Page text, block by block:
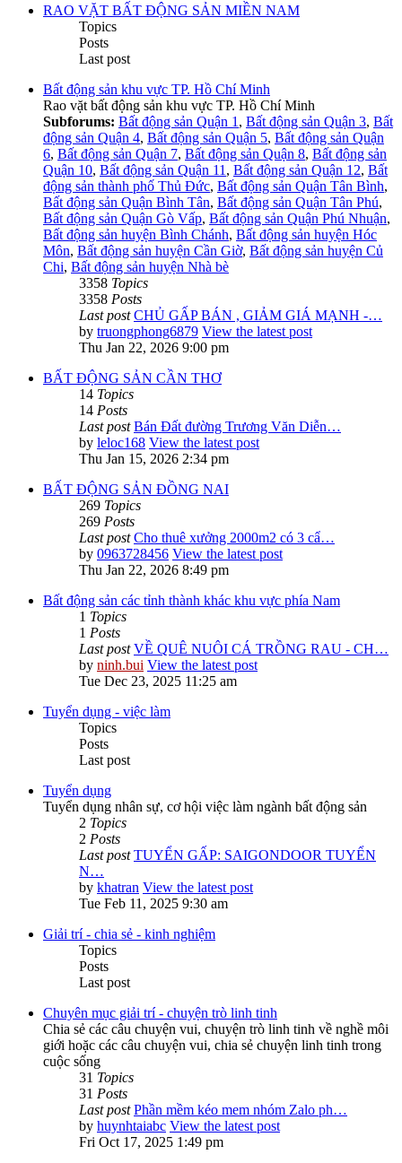
RAO VẶT BẤT ĐỘNG SẢN MIỀN NAM
Topics
Posts
Last post
Bất động sản khu vực TP. Hồ Chí Minh
Rao vặt bất động sản khu vực TP. Hồ Chí Minh
Subforums: Bất động sản Quận 1 , Bất động sản Quận 3, Bất
động sản Quận 4, Bất động sản Quận 5, Bất động sản Quận
6, Bất động sản Quận 7, Bất động sản Quận 8, Bất động sản
Quận 10, Bất động sản Quận 11 , Bất động sản Quận 12, Bất
động sản thành phố Thủ Đức, Bất động sản Quận Tân Bình,
Bất động sản Quận Bình Tân, Bất động sản Quận Tân Phú,
Bất động sản Quận Gò Vấp, Bất động sản Quận Phú Nhuận,
Bất động sản huyện Bình Chánh, Bất động sản huyện Hóc
Môn, Bất động sản huyện Cần Giờ, Bất động sản huyện Củ
Chi, Bất động sản huyện Nhà bè
3358 Topics
3358 Posts
Last post CHỦ GẤP BÁN , GIẢM GIÁ MẠNH -…
by truongphong6879 View the latest post
Thu Jan 22, 2026 9:00 pm
BẤT ĐỘNG SẢN CẦN THƠ
14 Topics
14 Posts
Last post Bán Đất đường Trương Văn Diễn…
by leloc168 View the latest post
Thu Jan 15, 2026 2:34 pm
BẤT ĐỘNG SẢN ĐỒNG NAI
269 Topics
269 Posts
Last post Cho thuê xưởng 2000m2 có 3 cẩ…
by 0963728456 View the latest post
Thu Jan 22, 2026 8:49 pm
Bất động sản các tỉnh thành khác khu vực phía Nam
1 Topics
1 Posts
Last post VỀ QUÊ NUÔI CÁ TRỒNG RAU - CH…
by ninh.bui View the latest post
Tue Dec 23, 2025 11:25 am
Tuyển dụng - việc làm
Topics
Posts
Last post
Tuyển dụng
Tuyển dụng nhân sự, cơ hội việc làm ngành bất động sản
2 Topics
2 Posts
Last post TUYỂN GẤP: SAIGONDOOR TUYỂN
N…
by khatran View the latest post
Tue Feb 11, 2025 9:30 am
Giải trí - chia sẻ - kinh nghiệm
Topics
Posts
Last post
Chuyên mục giải trí - chuyện trò linh tinh
Chia sẻ các câu chuyện vui, chuyện trò linh tinh về nghề môi
giới hoặc các câu chuyện vui, chia sẻ chuyện linh tinh trong
cuộc sống
31 Topics
31 Posts
Last post Phần mềm kéo mem nhóm Zalo ph…
by huynhtaiabc View the latest post
Fri Oct 17, 2025 1:49 pm